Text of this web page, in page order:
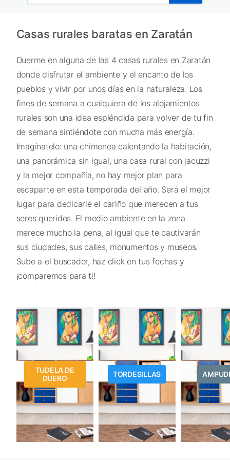
Casas rurales baratas en Zaratán
Duerme en alguna de las 4 casas rurales en Zaratán
donde disfrutar el ambiente y el encanto de los
pueblos y vivir por unos días en la naturaleza. Los
fines de semana a cualquiera de los alojamientos
rurales son una idea espléndida para volver de tu fin
de semana sintiéndote con mucha más energía.
Imagínatelo: una chimenea calentando la habitación,
una panorámica sin igual, una casa rural con jacuzzi
y la mejor compañía, no hay mejor plan para
escaparte en esta temporada del año. Será el mejor
lugar para dedicarle el cariño que merecen a tus
seres queridos. El medio ambiente en la zona
merece mucho la pena, al igual que te cautivarán
sus ciudades, sus calles, monumentos y museos.
Sube a el buscador, haz click en tus fechas y
¡comparemos para ti!
TUDELA DE
DUERO
TORDESILLAS